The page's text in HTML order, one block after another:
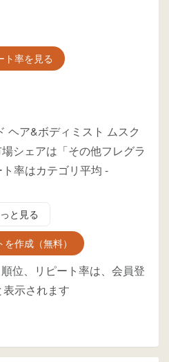
ト率を見る
ヘア&ボディミスト ムスク
シェアは「その他フレグラ
ト率はカテゴリ平均 -
と見る
作成（無料）
位、リピート率は、会員登
示されます